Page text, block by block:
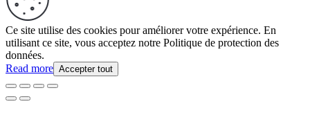
Ce site utilise des cookies pour améliorer votre expérience. En
utilisant ce site, vous acceptez notre Politique de protection des
données.
Read more Accepter tout